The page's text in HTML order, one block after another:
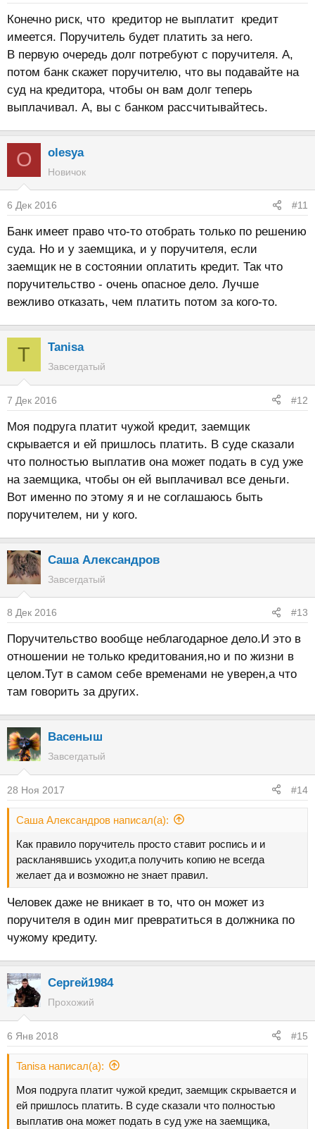
Конечно риск, что кредитор не выплатит кредит
имеется. Поручитель будет платить за него.
В первую очередь долг потребуют с поручителя. А,
потом банк скажет поручителю, что вы подавайте на
суд на кредитора, чтобы он вам долг теперь
выплачивал. А, вы с банком рассчитывайтесь.
O olesya
Новичок
6 Дек 2016 #11
Банк имеет право что-то отобрать только по решению
суда. Но и у заемщика, и у поручителя, если
заемщик не в состоянии оплатить кредит. Так что
поручительство - очень опасное дело. Лучше
вежливо отказать, чем платить потом за кого-то.
T Tanisa
Завсегдатый
7 Дек 2016 #12
Моя подруга платит чужой кредит, заемщик
скрывается и ей пришлось платить. В суде сказали
что полностью выплатив она может подать в суд уже
на заемщика, чтобы он ей выплачивал все деньги.
Вот именно по этому я и не соглашаюсь быть
поручителем, ни у кого.
Саша Александров
Завсегдатый
8 Дек 2016 #13
Поручительство вообще неблагодарное дело.И это в
отношении не только кредитования,но и по жизни в
целом.Тут в самом себе временами не уверен,а что
там говорить за других.
Васеныш
Завсегдатый
28 Ноя 2017 #14
Саша Александров написал(а):
Как правило поручитель просто ставит роспись и и
раскланявшись уходит,а получить копию не всегда
желает да и возможно не знает правил.
Человек даже не вникает в то, что он может из
поручителя в один миг превратиться в должника по
чужому кредиту.
Сергей1984
Прохожий
6 Янв 2018 #15
Tanisa написал(а):
Моя подруга платит чужой кредит, заемщик скрывается и
ей пришлось платить. В суде сказали что полностью
выплатив она может подать в суд уже на заемщика,